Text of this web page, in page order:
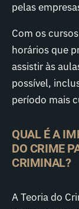
pelas
Com os
horários que
assistir às
possível,
período mais
QUAL É A
DO CRIME
CRIMINAL?
A Teoria do